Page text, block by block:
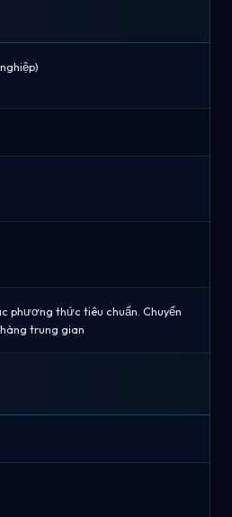
phương thức tiêu chuẩn. Chuyển
trung gian